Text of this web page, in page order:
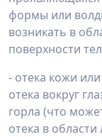
формы или
возникать в
поверхности
- отека кожи
отека вокруг
горла (что
отека в